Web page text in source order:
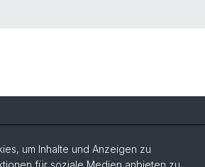
um Inhalte und Anzeigen zu
für soziale Medien anbieten zu